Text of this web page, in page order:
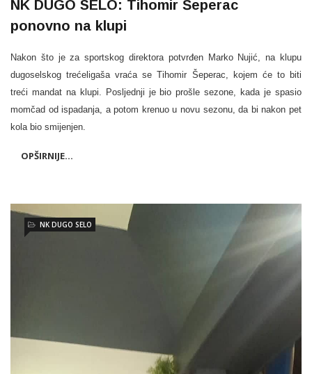
NK DUGO SELO: Tihomir Šeperac
ponovno na klupi
Nakon što je za sportskog direktora potvrđen Marko Nujić, na klupu
dugoselskog trećeligaša vraća se Tihomir Šeperac, kojem će to biti
treći mandat na klupi. Posljednji je bio prošle sezone, kada je spasio
momčad od ispadanja, a potom krenuo u novu sezonu, da bi nakon pet
kola bio smijenjen.
OPŠIRNIJE...
NK DUGO SELO